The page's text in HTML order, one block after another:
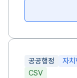
공공행정
자
CSV